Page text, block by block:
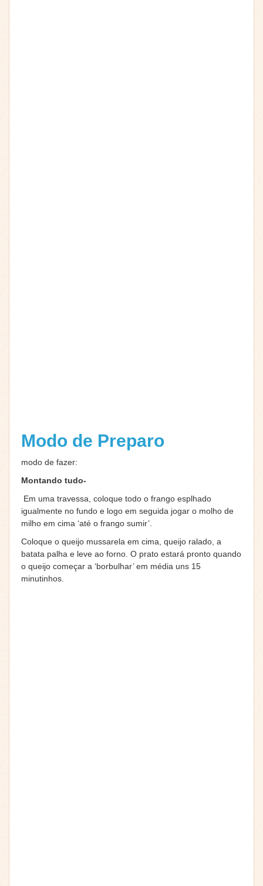
Modo de Preparo
modo de fazer:
Montando tudo-
Em uma travessa, coloque todo o frango esplhado
igualmente no fundo e logo em seguida jogar o molho de
milho em cima ‘até o frango sumir’.
Coloque o queijo mussarela em cima, queijo ralado, a
batata palha e leve ao forno. O prato estará pronto quando
o queijo começar a ‘borbulhar’ em média uns 15
minutinhos.